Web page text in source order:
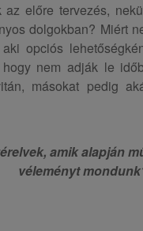
az előre tervezés,
dolgokban? Miért
opciós
nem adják le
másokat pedig
amik alapján
véleményt